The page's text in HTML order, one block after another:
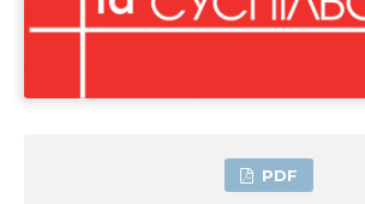
PDF